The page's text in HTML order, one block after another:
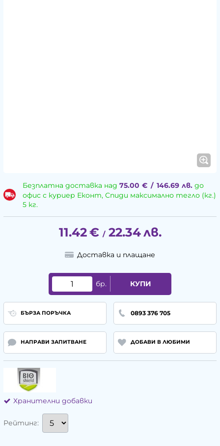
Безплатна доставка над 75.00 € / 146.69 лв.до
офис с куриер Еконт, Спиди максимално тегло (кг.)
5 кг.
11.42€ / 22.34лв.
Доставка и плащане
бр. КУПИ
БЪРЗА ПОРЪЧКА 0893 376 705
НАПРАВИ ЗАПИТВАНЕ ДОБАВИ В ЛЮБИМИ
Хранителни добавки
Рейтинг: